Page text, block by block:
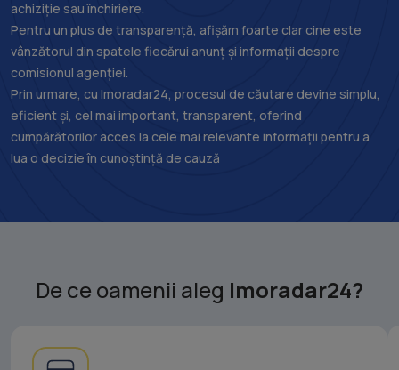
achiziție sau închiriere.
Pentru un plus de transparență, afișăm foarte clar cine este
vânzătorul din spatele fiecărui anunț și informații despre
comisionul agenției.
Prin urmare, cu Imoradar24, procesul de căutare devine simplu,
eficient și, cel mai important, transparent, oferind
cumpărătorilor acces la cele mai relevante informații pentru a
lua o decizie în cunoștință de cauză
De ce oamenii aleg Imoradar24?